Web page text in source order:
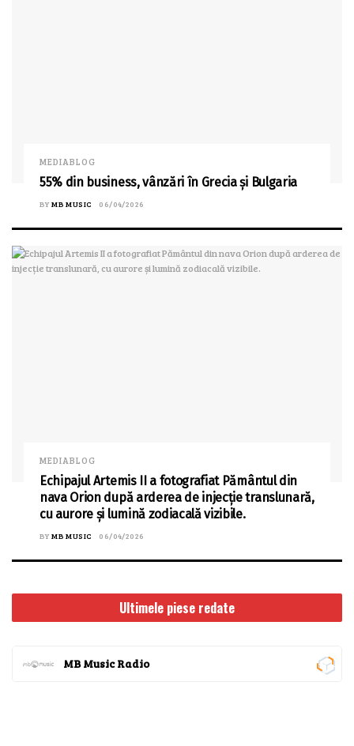
MEDIABLOG
55% din business, vânzări în Grecia și Bulgaria
BY MB MUSIC 06/04/2026
MEDIABLOG
Echipajul Artemis II a fotografiat Pământul din
nava Orion după arderea de injecție translunară,
cu aurore și lumină zodiacală vizibile.
BY MB MUSIC 06/04/2026
Ultimele piese redate
MB Music Radio